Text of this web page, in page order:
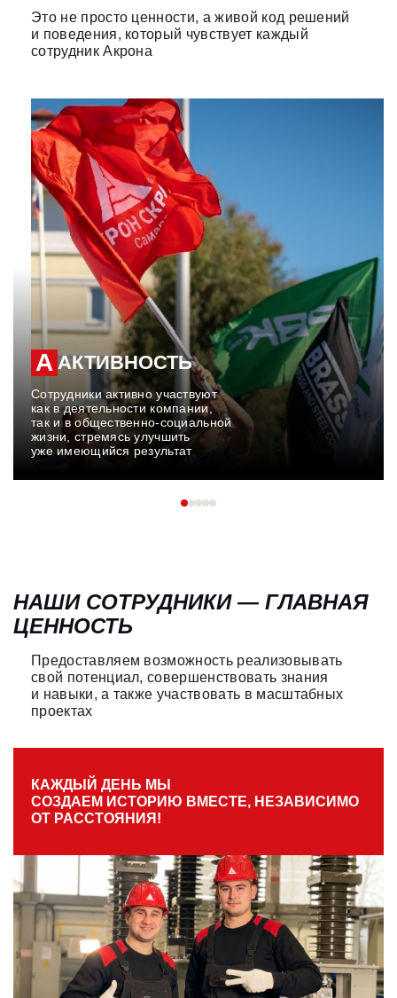
Это не просто ценности, а живой код решений
и поведения, который чувствует каждый
сотрудник Акрона
АКТИВНОСТЬ
Сотрудники активно участвуют
как в деятельности компании,
так и в общественно-социальной
жизни, стремясь улучшить
уже имеющийся результат
НАШИ СОТРУДНИКИ — ГЛАВНАЯ
ЦЕННОСТЬ
Предоставляем возможность реализовывать
свой потенциал, совершенствовать знания
и навыки, а также участвовать в масштабных
проектах
КАЖДЫЙ ДЕНЬ МЫ
СОЗДАЕМ ИСТОРИЮ ВМЕСТЕ, НЕЗАВИСИМО
ОТ РАССТОЯНИЯ!